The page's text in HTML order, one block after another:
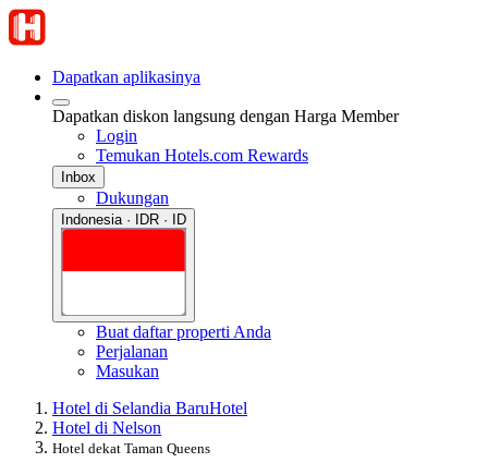
Dapatkan aplikasinya
Dapatkan diskon langsung dengan Harga Member
Login
Temukan Hotels.com Rewards
Inbox
Dukungan
Indonesia · IDR · ID
Buat daftar properti Anda
Perjalanan
Masukan
Hotel di Selandia BaruHotel
Hotel di Nelson
Hotel dekat Taman Queens